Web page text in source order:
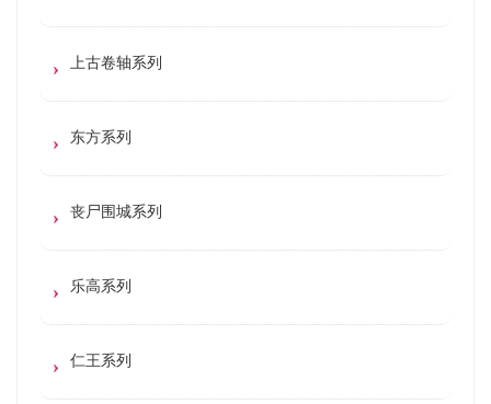
上古卷轴系列
东方系列
丧尸围城系列
乐高系列
仁王系列